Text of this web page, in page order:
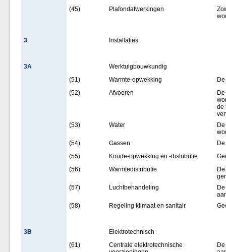
(45)
Plafondafwerkingen
3 Installaties
3A
Werktuigbouwkundig
(51)
Warmte-opwekking
(52)
Afvoeren
de
(53)
Water
(54)
Gassen
(55)
Koude-opwekking en -distributie
(56)
Warmtedistributie
(57)
Luchtbehandeling
(58)
Regeling klimaat en sanitair
3B
Elektrotechnisch
(61)
Centrale elektrotechnische